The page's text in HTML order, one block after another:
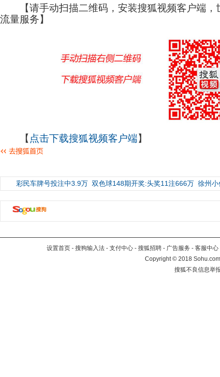
【请手动扫描二维码，安装搜狐视频客户端，
流量服务】
【 点击下载搜狐视频客户端】
彩民车牌号投注中3.9万 双色球148期开奖:头奖11注666万 徐州
设置首页 - 搜狗输入法 - 支付中心 - 搜狐招聘 - 广告服务 - 客服中心
Copyright©2018
搜狐不良信息举